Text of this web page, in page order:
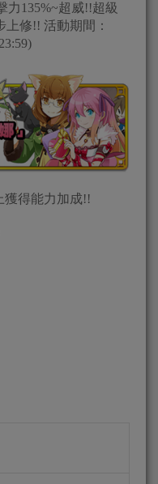
力135%~超威!!超級
上修!! 活動期間：
獲得能力加成!!